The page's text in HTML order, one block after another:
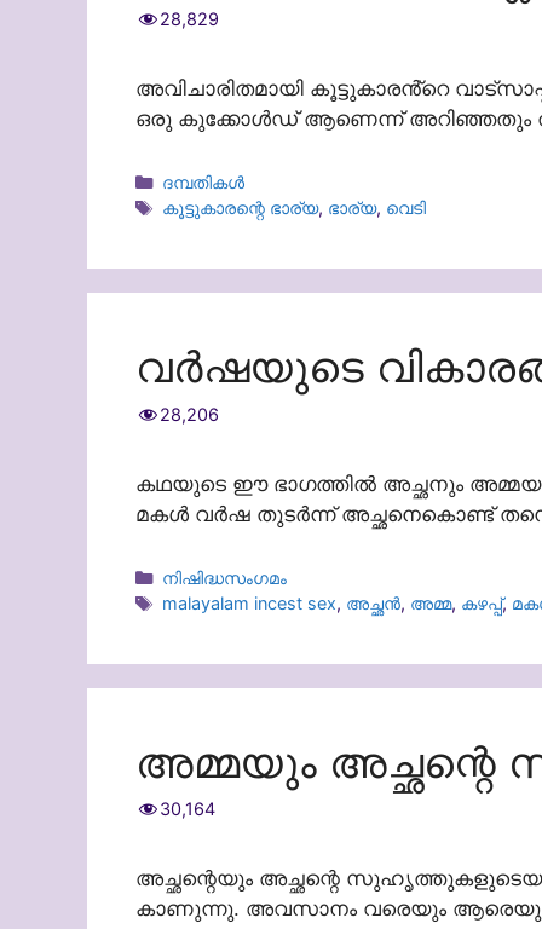
28,829
അവിചാരിതമായി കൂട്ടുകാരൻ്റെ
ഒരു കുക്കോൾഡ് ആണെന്ന് അറിഞ്ഞതും
Categories
ദമ്പതികള്‍
Tags
കൂട്ടുകാരന്റെ ഭാര്യ, ഭാര്യ, വെടി
വര്‍ഷയുടെ
28,206
കഥയുടെ ഈ ഭാഗത്തിൽ അച്ഛനും അമ്മയും
മകൾ വർഷ തുടർന്ന് അച്ഛനെകൊണ്ട് തന്നെ
Categories
നിഷിദ്ധസംഗമം
Tags
malayalam incest sex, അച്ഛൻ, അമ്മ, കഴപ്പ്,
അമ്മയും
30,164
അച്ഛന്റെയും അച്ഛന്റെ
കാണുന്നു. അവസാനം വരെയും ആരെയും